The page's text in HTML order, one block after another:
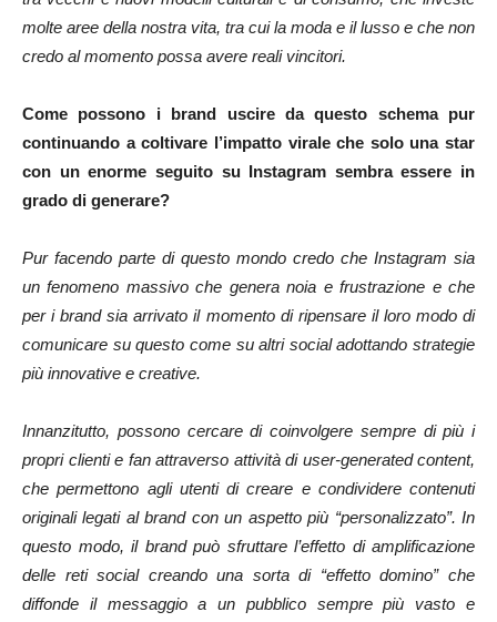
molte aree della nostra vita, tra cui la moda e il lusso e che non
credo al momento possa avere reali vincitori.
Come possono i brand uscire da questo schema pur
continuando a coltivare l’impatto virale che solo una star
con un enorme seguito su Instagram sembra essere in
grado di generare?
Pur facendo parte di questo mondo credo che Instagram sia
un fenomeno massivo che genera noia e frustrazione e che
per i brand sia arrivato il momento di ripensare il loro modo di
comunicare su questo come su altri social adottando strategie
più innovative e creative.
Innanzitutto, possono cercare di coinvolgere sempre di più i
propri clienti e fan attraverso attività di user-generated content,
che permettono agli utenti di creare e condividere contenuti
originali legati al brand con un aspetto più “personalizzato”. In
questo modo, il brand può sfruttare l’effetto di amplificazione
delle reti social creando una sorta di “effetto domino” che
diffonde il messaggio a un pubblico sempre più vasto e